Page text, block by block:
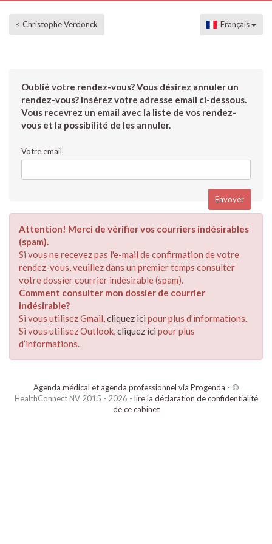
< Christophe Verdonck Français
Oublié votre rendez-vous? Vous désirez annuler un
rendez-vous? Insérez votre adresse email ci-dessous.
Vous recevrez un email avec la liste de vos rendez-
vous et la possibilité de les annuler.
Votre email
Attention! Merci de vérifier vos courriers indésirables
(spam).
Si vous ne recevez pas l'e-mail de confirmation de votre
rendez-vous, veuillez dans un premier temps consulter
votre dossier courrier indésirable (spam).
Comment consulter mon dossier de courrier
indésirable?
Si vous utilisez Gmail,cliquez ici pour plus d’informations.
Si vous utilisez Outlook,cliquez ici pour plus
d’informations.
Agenda médical et agenda professionnel via Progenda - ©
HealthConnect NV 2015 - 2026 - lire la déclaration de confidentialité
de ce cabinet